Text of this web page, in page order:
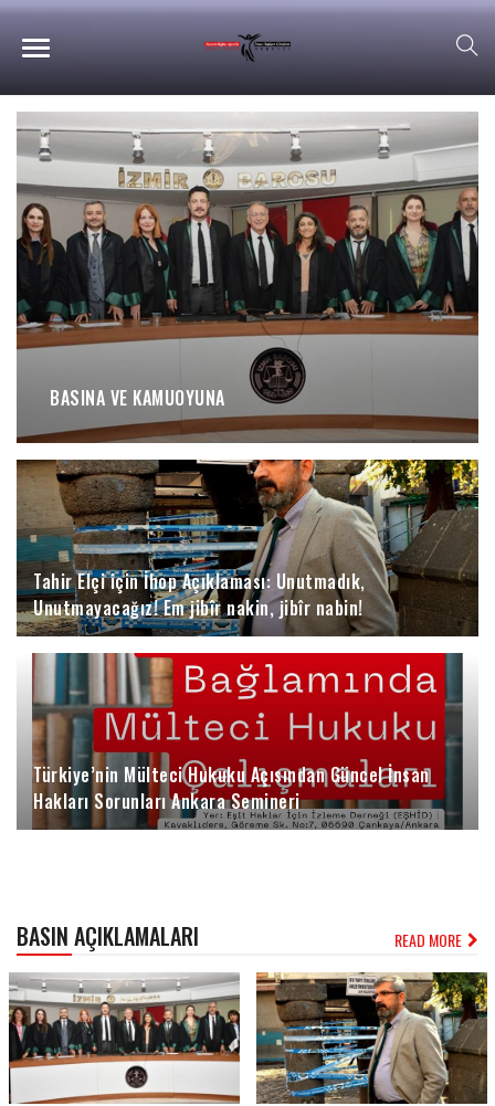
BASINA VE KAMUOYUNA
Tahir Elçi için İhop Açıklaması: Unutmadık,
Unutmayacağız! Em jibîr nakin, jibîr nabin!
Türkiye’nin Mülteci Hukuku Açısından Güncel İnsan
Hakları Sorunları Ankara Semineri
BASIN AÇIKLAMALARI READ MORE